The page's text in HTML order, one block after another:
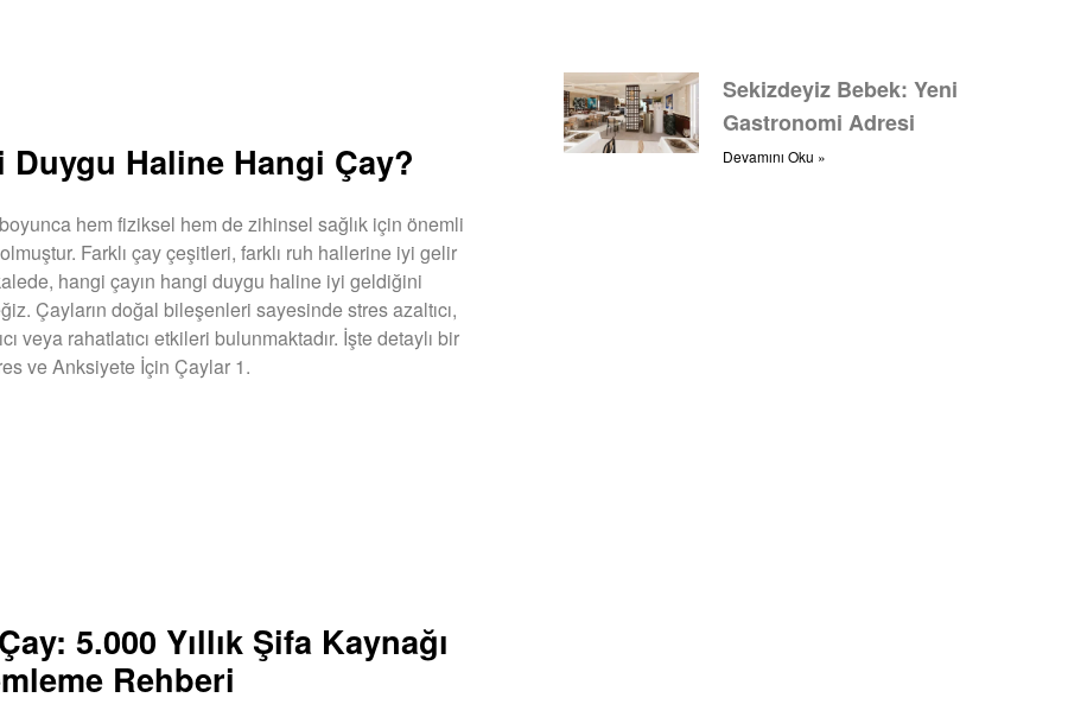
Duygu Haline Hangi Çay?
hem fiziksel hem de zihinsel sağlık için önemli
Farklı çay çeşitleri, farklı ruh hallerine iyi gelir
hangi çayın hangi duygu haline iyi geldiğini
Çayların doğal bileşenleri sayesinde stres azaltıcı,
veya rahatlatıcı etkileri bulunmaktadır. İşte detaylı bir
ve Anksiyete İçin Çaylar 1.
5.000 Yıllık Şifa Kaynağı
Rehberi
Sekizdeyiz Bebek: Yeni
Gastronomi Adresi
Devamını Oku »